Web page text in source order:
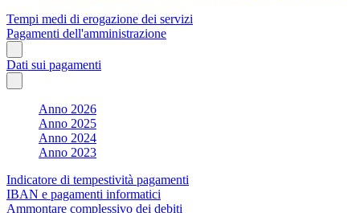
Tempi medi di erogazione dei servizi
Pagamenti dell'amministrazione
Dati sui pagamenti
Anno 2026
Anno 2025
Anno 2024
Anno 2023
Indicatore di tempestività pagamenti
IBAN e pagamenti informatici
Ammontare complessivo dei debiti